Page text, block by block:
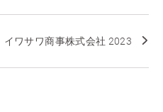
イワサワ商事株式会社 2023